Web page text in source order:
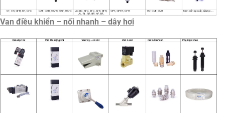
Van điều khiển – nối nhanh – dây hơi